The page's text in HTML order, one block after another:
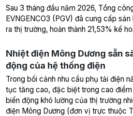
Sau 3 tháng đầu năm 2026, Tổng
EVNGENCO3 (PGV) đã cung cấp
ra thị trường, hoàn thành 21,53% kế
Nhiệt điện Mông Dương sẵn
động của hệ thống điện
Trong bối cảnh nhu cầu phụ tải điện
tục tăng cao, đặc biệt trong cao điểm
biến động khó lường của thị trường
điện Mông Dương (đơn vị trực thuộc